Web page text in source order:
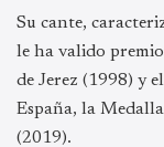
Su cante,
le ha valido
de Jerez (1998) y
España, la
(2019).